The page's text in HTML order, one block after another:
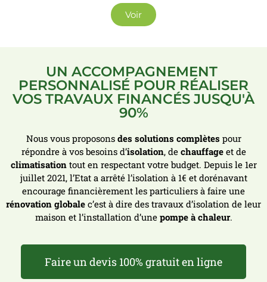
Voir
UN ACCOMPAGNEMENT
PERSONNALISÉ POUR RÉALISER
VOS TRAVAUX FINANCÉS JUSQU'À
90%
Nous vous proposons des solutions complètes pour
répondre à vos besoins d’isolation, dechauffageet de
climatisationtout en respectant votre budget. Depuis le 1er
juillet 2021, l’Etat a arrêté l’isolation à 1€ et dorénavant
encourage financièrement les particuliers à faire une
rénovation globale c’est à dire des travaux d’isolation de leur
maison et l’installation d’une pompe à chaleur.
Faire un devis 100% gratuit en ligne